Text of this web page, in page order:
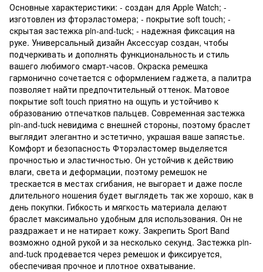
Основные характеристики: - создан для Apple Watch; -
изготовлен из фторэластомера; - покрытие soft touch; -
скрытая застежка pin-and-tuck; - надежная фиксация на
руке. Универсальный дизайн Аксессуар создан, чтобы
подчеркивать и дополнять функциональность и стиль
вашего любимого смарт-часов. Окраска ремешка
гармонично сочетается с оформлением гаджета, а палитра
позволяет найти предпочтительный оттенок. Матовое
покрытие soft touch приятно на ощупь и устойчиво к
образованию отпечатков пальцев. Современная застежка
pin-and-tuck невидима с внешней стороны, поэтому браслет
выглядит элегантно и эстетично, украшая ваше запястье.
Комфорт и безопасность Фторэластомер выделяется
прочностью и эластичностью. Он устойчив к действию
влаги, света и деформации, поэтому ремешок не
трескается в местах сгибания, не выгорает и даже после
длительного ношения будет выглядеть так же хорошо, как в
день покупки. Гибкость и мягкость материала делают
браслет максимально удобным для использования. Он не
раздражает и не натирает кожу. Закрепить Sport Band
возможно одной рукой и за несколько секунд. Застежка pin-
and-tuck продевается через ремешок и фиксируется,
обеспечивая прочное и плотное охватывание.